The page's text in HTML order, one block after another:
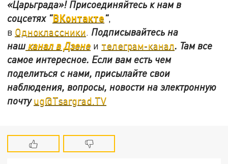
«Царьграда»! Присоединяйтесь к нам в
соцсетях "ВКонтакте",
в Одноклассники. Подписывайтесь на
нашканал в Дзене и телеграм-канал. Там все
самое интересное. Если вам есть чем
поделиться с нами, присылайте свои
наблюдения, вопросы, новости на электронную
почтуug@Tsargrad.TV